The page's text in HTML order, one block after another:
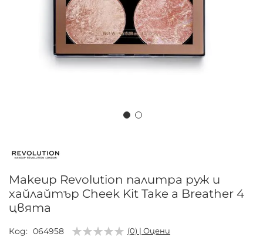
началото
галерия
със
снимки
Makeup Revolution палитра руж и
хайлайтър Cheek Kit Take a Breather 4
цвята
Код 064958 (0) | Оцени